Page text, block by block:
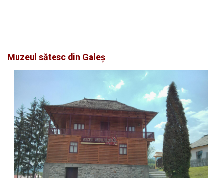
Muzeul sătesc din Galeș